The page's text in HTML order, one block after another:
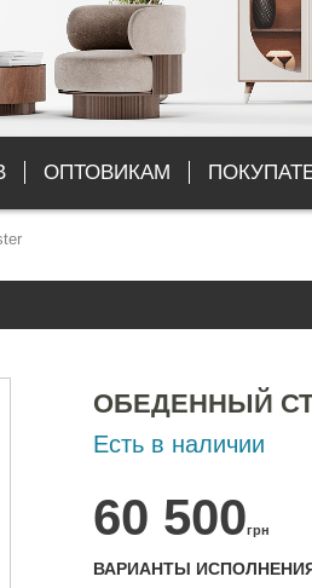
ОПТОВИКАМ
ОБЕДЕННЫЙ
Есть в наличии
60 500грн
ВАРИАНТЫ